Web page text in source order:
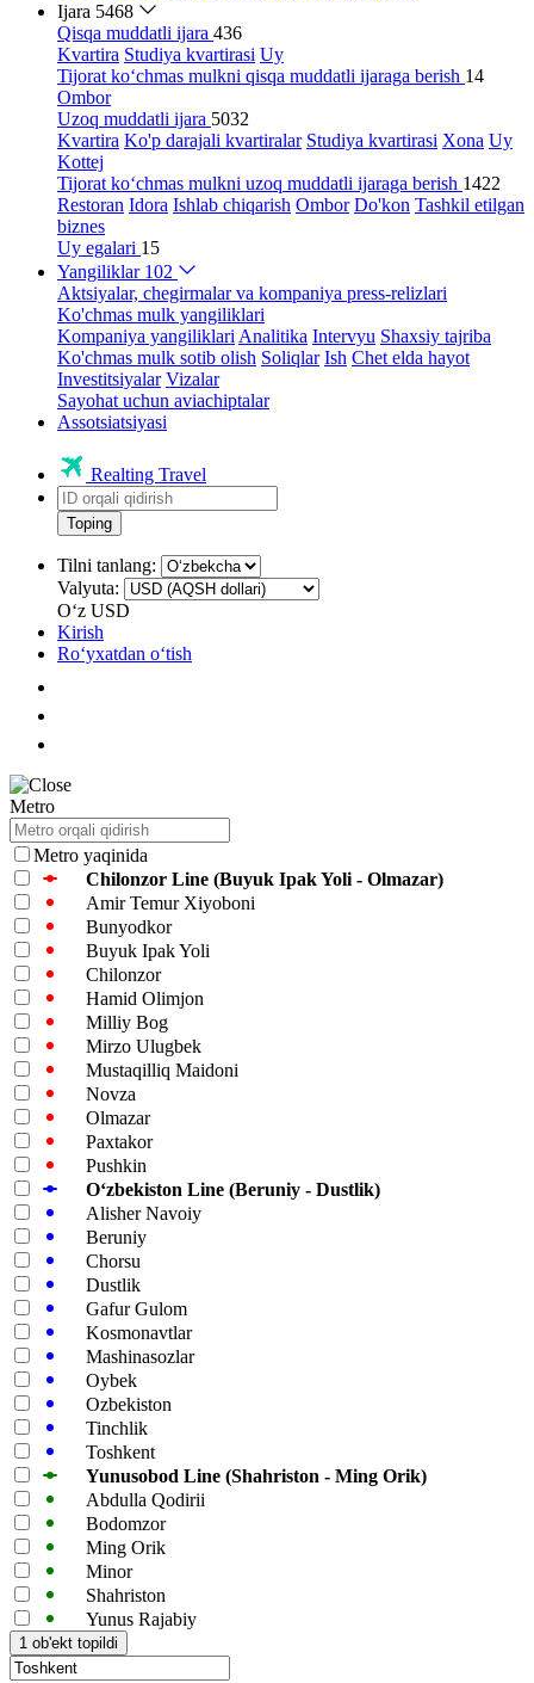
Ijara 5468
Qisqa muddatli ijara 436
Kvartira Studiya kvartirasi Uy
Tijorat ko‘chmas mulkni qisqa muddatli ijaraga berish 14
Ombor
Uzoq muddatli ijara 5032
Kvartira Ko'p darajali kvartiralar Studiya kvartirasi Xona Uy
Kottej
Tijorat ko‘chmas mulkni uzoq muddatli ijaraga berish 1422
Restoran Idora Ishlab chiqarish Ombor Do'kon Tashkil etilgan
biznes
Uy egalari 15
Yangiliklar 102
Aktsiyalar, chegirmalar va kompaniya press-relizlari
Ko'chmas mulk yangiliklari
Kompaniya yangiliklari Analitika Intervyu Shaxsiy tajriba
Ko'chmas mulk sotib olish Soliqlar Ish Chet elda hayot
Investitsiyalar Vizalar
Sayohat uchun aviachiptalar
Assotsiatsiyasi
Realting Travel
Toping
Tilni tanlang:
Valyuta:
Oʻz USD
Kirish
Roʻyxatdan oʻtish
Metro
Metro yaqinida
Chilonzor Line (Buyuk Ipak Yoli - Olmazar)
Amir Temur Xiyoboni
Bunyodkor
Buyuk Ipak Yoli
Chilonzor
Hamid Olimjon
Milliy Bog
Mirzo Ulugbek
Mustaqilliq Maidoni
Novza
Olmazar
Paxtakor
Pushkin
Oʻzbekiston Line (Beruniy - Dustlik)
Alisher Navoiy
Beruniy
Chorsu
Dustlik
Gafur Gulom
Kosmonavtlar
Mashinasozlar
Oybek
Ozbekiston
Tinchlik
Toshkent
Yunusobod Line (Shahriston - Ming Orik)
Abdulla Qodirii
Bodomzor
Ming Orik
Minor
Shahriston
Yunus Rajabiy